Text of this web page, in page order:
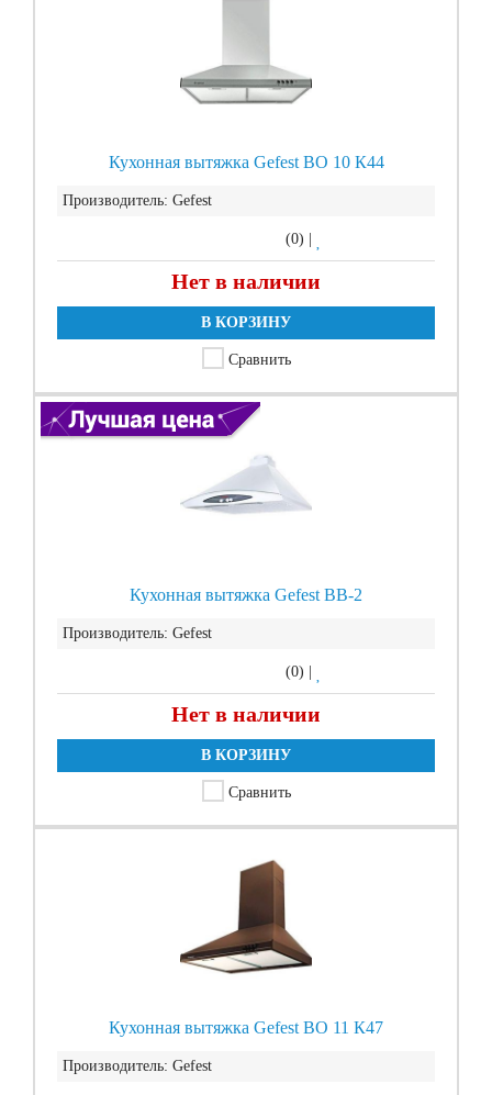
Кухонная вытяжка Gefest ВО 10 К44
Производитель: Gefest
(0)
Нет в наличии
В КОРЗИНУ
Сравнить
Кухонная вытяжка Gefest ВВ-2
Производитель: Gefest
(0)
Нет в наличии
В КОРЗИНУ
Сравнить
Кухонная вытяжка Gefest ВО 11 К47
Производитель: Gefest